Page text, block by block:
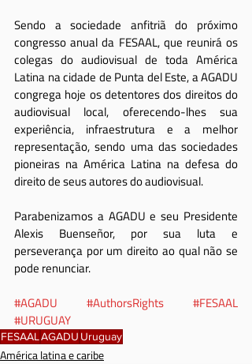
Sendo a sociedade anfitriã do próximo
congresso anual da FESAAL, que reunirá os
colegas do audiovisual de toda América
Latina na cidade de Punta del Este, a AGADU
congrega hoje os detentores dos direitos do
audiovisual local, oferecendo-lhes sua
experiência, infraestrutura e a melhor
representação, sendo uma das sociedades
pioneiras na América Latina na defesa do
direito de seus autores do audiovisual.
Parabenizamos a AGADU e seu Presidente
Alexis Buenseñor, por sua luta e
perseverança por um direito ao qual não se
pode renunciar.
#AGADU
#AuthorsRights
#FESAAL
#URUGUAY
FESAAL AGADU Uruguay
América latina e caribe